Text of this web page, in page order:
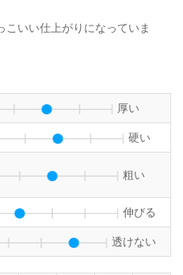
いい仕上がりになっていま
厚い
硬い
粗い
伸びる
透けない